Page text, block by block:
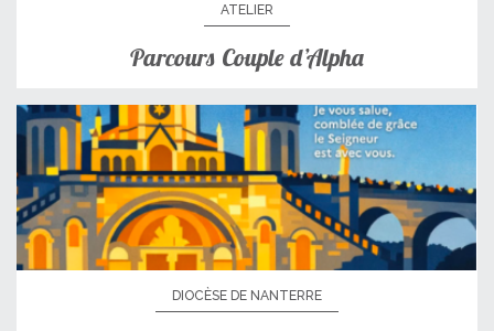
ATELIER
Parcours Couple d’Alpha
DIOCÈSE DE NANTERRE